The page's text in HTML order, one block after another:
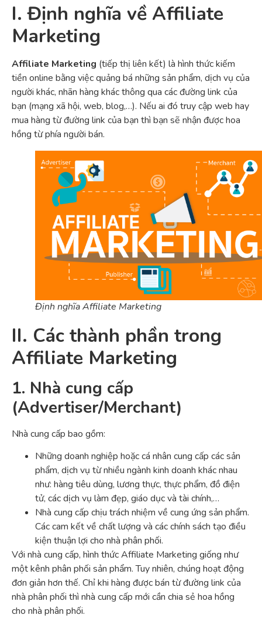
I. Định nghĩa về Affiliate
Marketing
Affiliate Marketing (tiếp thị liên kết) là hình thức kiếm
tiền online bằng việc quảng bá những sản phẩm, dịch vụ của
người khác, nhãn hàng khác thông qua các đường link của
bạn (mạng xã hội, web, blog,…). Nếu ai đó truy cập web hay
mua hàng từ đường link của bạn thì bạn sẽ nhận được hoa
hồng từ phía người bán.
Định nghĩa Affiliate Marketing
II. Các thành phần trong
Affiliate Marketing
1. Nhà cung cấp
(Advertiser/Merchant)
Nhà cung cấp bao gồm:
Những doanh nghiệp hoặc cá nhân cung cấp các sản
phẩm, dịch vụ từ nhiều ngành kinh doanh khác nhau
như: hàng tiêu dùng, lương thực, thực phẩm, đồ điện
tử, các dịch vụ làm đẹp, giáo dục và tài chính,…
Nhà cung cấp chịu trách nhiệm về cung ứng sản phẩm.
Các cam kết về chất lượng và các chính sách tạo điều
kiện thuận lợi cho nhà phân phối.
Với nhà cung cấp, hình thức Affiliate Marketing giống như
một kênh phân phối sản phẩm. Tuy nhiên, chúng hoạt động
đơn giản hơn thế. Chỉ khi hàng được bán từ đường link của
nhà phân phối thì nhà cung cấp mới cần chia sẻ hoa hồng
cho nhà phân phối.